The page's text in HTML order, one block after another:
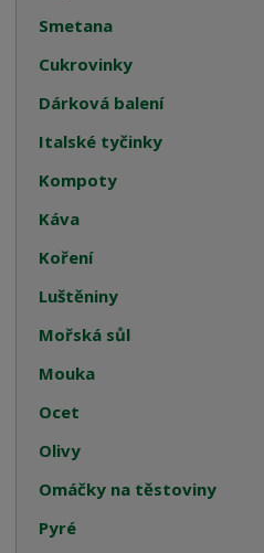
Smetana
Cukrovinky
Dárková balení
Italské tyčinky
Kompoty
Káva
Koření
Luštěniny
Mořská sůl
Mouka
Ocet
Olivy
Omáčky na těstoviny
Pyré